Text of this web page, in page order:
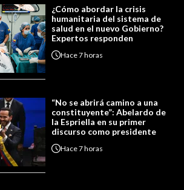
¿Cómo abordar la crisis
humanitaria del sistema de
salud en el nuevo Gobierno?
Expertos responden
Hace7 horas
“No se abrirá camino a una
constituyente”: Abelardo de
la Espriella en su primer
discurso como presidente
Hace7 horas